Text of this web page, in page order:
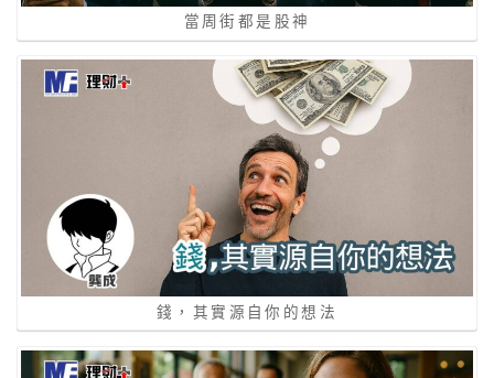
當周街都是股神
錢，其實源自你的想法